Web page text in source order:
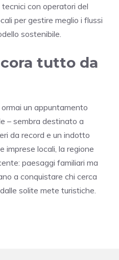
con operatori del
per gestire meglio i flussi
sostenibile.
tutto da
un appuntamento
– sembra destinato a
da record e un indotto
imprese locali, la regione
paesaggi familiari ma
a conquistare chi cerca
solite mete turistiche.